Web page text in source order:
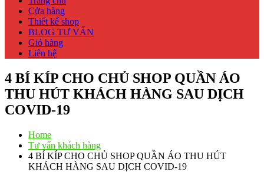
Cửa hàng
Thiết kế shop
BLOG TƯ VẤN
Giỏ hàng
Liên hệ
4 BÍ KÍP CHO CHỦ SHOP QUẦN ÁO
THU HÚT KHÁCH HÀNG SAU DỊCH
COVID-19
Home
Tư vấn khách hàng
4 BÍ KÍP CHO CHỦ SHOP QUẦN ÁO THU HÚT
KHÁCH HÀNG SAU DỊCH COVID-19